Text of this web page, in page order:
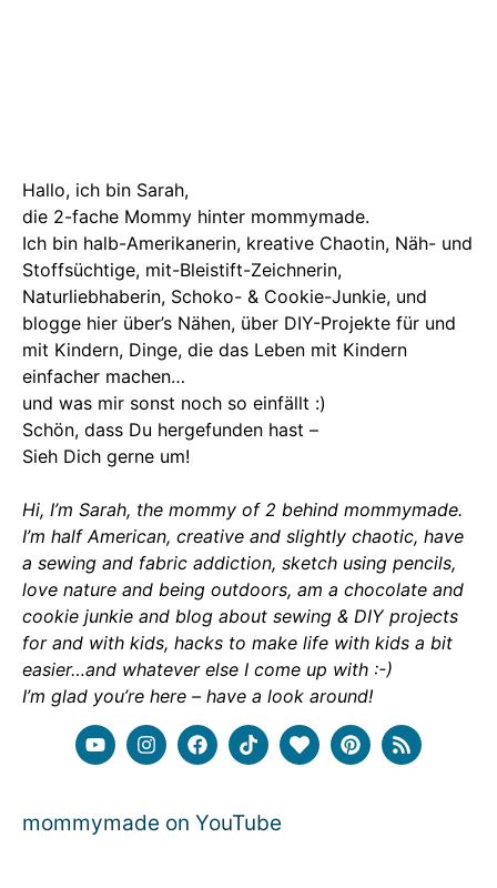
Hallo, ich bin Sarah,
die 2-fache Mommy hinter mommymade.
Ich bin halb-Amerikanerin, kreative Chaotin, Näh- und
Stoffsüchtige, mit-Bleistift-Zeichnerin,
Naturliebhaberin, Schoko- & Cookie-Junkie, und
blogge hier über’s Nähen, über DIY-Projekte für und
mit Kindern, Dinge, die das Leben mit Kindern
einfacher machen…
und was mir sonst noch so einfällt :)
Schön, dass Du hergefunden hast –
Sieh Dich gerne um!
Hi, I’m Sarah, the mommy of 2 behind mommymade.
I’m half American, creative and slightly chaotic, have
a sewing and fabric addiction, sketch using pencils,
love nature and being outdoors, am a chocolate and
cookie junkie and blog about sewing & DIY projects
for and with kids, hacks to make life with kids a bit
easier…and whatever else I come up with :-)
I’m glad you’re here – have a look around!
mommymade on YouTube